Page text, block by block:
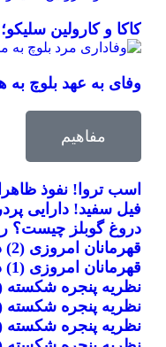
کاکا و کارولین
وفای به عهد بلوچ به
مفاهیم
اسب تروا! نفوذ
فیل سفید! دارایی
دروغ گوبلز چیست؟
قهرمانان امروزی (2) داستان پسری در آتش
قهرمانان امروزی (1) داستان مردی در آب
نظریه پنجره شکسته (4) شهر نیویورک تغییر می‌کند!
نظریه پنجره شکسته (3) چریک مترو نیویورک 1984
نظریه پنجره شکسته (2) مقاله ویلسون و کلینگ